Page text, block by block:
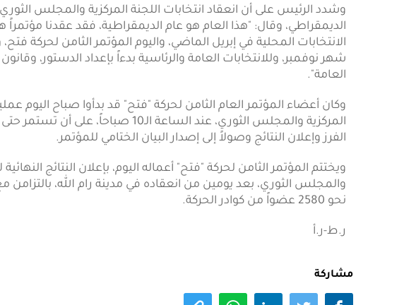
وشدد الرئيس على أن انعقاد انتخابات اللجنة المركزية والمجلس الثوري
الديمقراطي، وقال: "هذا العام هو عام الديمقراطية، فقد عقدنا مؤتمراً
الانتخابات المحلية في إبريل الماضي، واليوم المؤتمر الثامن لحركة
شهر نوفمبر، وللانتخابات العامة والرئاسية بدءاً بإعداد الدستور،
العامة".
وكان أعضاء المؤتمر العام الثامن لحركة "فتح" قد بدأوا صباح اليوم
الفرز وإعلان النتائج وصولاً إلى إصدار البيان الختامي للمؤتمر.
ويختتم المؤتمر الثامن لحركة "فتح" أعماله اليوم، بإعلان النتائج النهائية
والمجلس الثوري، بعد يومين من انعقاده في مدينة رام الله،
نحو 2580 عضواً من كوادر الحركة.
ر.ط-ر.أ
مشاركة